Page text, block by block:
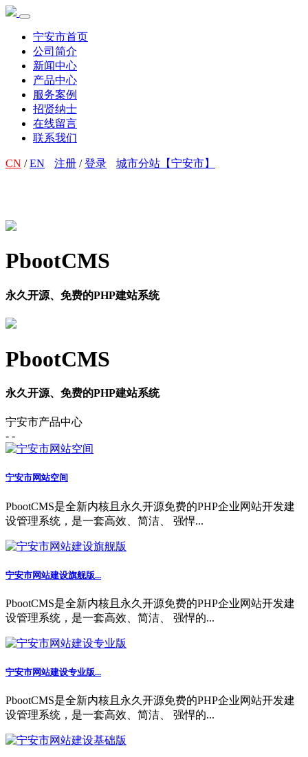
宁安市首页
公司简介
新闻中心
产品中心
服务案例
招贤纳士
在线留言
联系我们
CN /EN 注册 /登录 城市分站【宁安市】
PbootCMS
永久开源、免费的PHP建站系统
PbootCMS
永久开源、免费的PHP建站系统
宁安市产品中心
- -
宁安市网站空间
PbootCMS是全新内核且永久开源免费的PHP企业网站开发建
设管理系统，是一套高效、简洁、 强悍...
宁安市网站建设旗舰版...
PbootCMS是全新内核且永久开源免费的PHP企业网站开发建
设管理系统，是一套高效、简洁、 强悍的...
宁安市网站建设专业版...
PbootCMS是全新内核且永久开源免费的PHP企业网站开发建
设管理系统，是一套高效、简洁、 强悍的...